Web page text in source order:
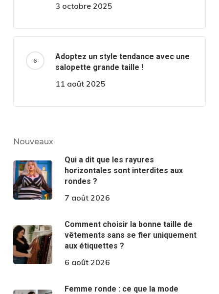
3 octobre 2025
Adoptez un style tendance avec une
salopette grande taille !
11 août 2025
Nouveaux
Qui a dit que les rayures
horizontales sont interdites aux
rondes ?
7 août 2026
Comment choisir la bonne taille de
vêtements sans se fier uniquement
aux étiquettes ?
6 août 2026
Femme ronde : ce que la mode